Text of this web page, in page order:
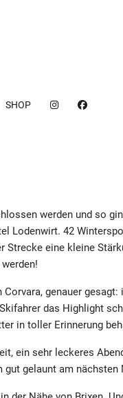
SHOP
werden und so
Lodenwirt. 42
eine kleine
genauer
das Highlight
in toller Erinnerung
ein sehr leckeres
gelaunt am nächsten